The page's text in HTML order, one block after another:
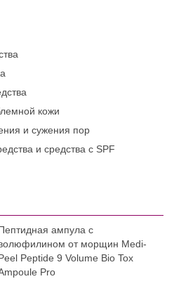
кожи
и сужения пор
и средства с SPF
ампула с
от морщин Medi-
Peptide 9 Volume Bio Tox
Pro